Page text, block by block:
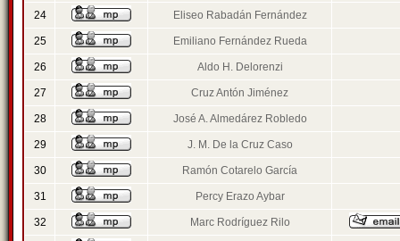
24 Eliseo Rabadán Fernández
25 Emiliano Fernández Rueda
26 Aldo H. Delorenzi
27 Cruz Antón Jiménez
28 José A. Almedárez Robledo
29 J. M. De la Cruz Caso
30 Ramón Cotarelo García
31 Percy Erazo Aybar
32 Marc Rodríguez Rilo